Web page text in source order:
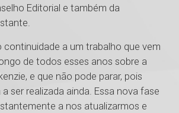
Editorial e também da
continuidade a um trabalho que vem
de todos esses anos sobre a
e que não pode parar, pois
ser realizada ainda. Essa nova fase
a nos atualizarmos e